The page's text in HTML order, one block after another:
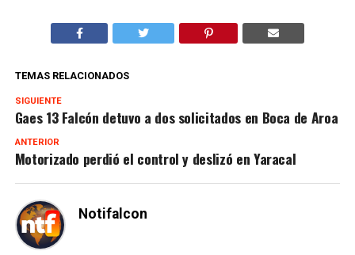
TEMAS RELACIONADOS
SIGUIENTE
Gaes 13 Falcón detuvo a dos solicitados en Boca de Aroa
ANTERIOR
Motorizado perdió el control y deslizó en Yaracal
Notifalcon